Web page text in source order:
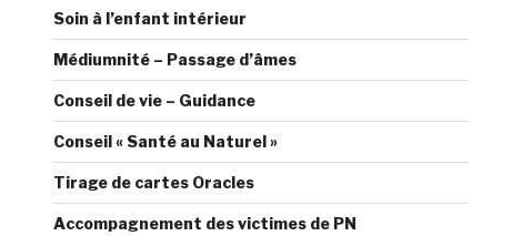
Soin à l’enfant intérieur
Médiumnité – Passage d’âmes
Conseil de vie – Guidance
Conseil « Santé au Naturel »
Tirage de cartes Oracles
Accompagnement des victimes de PN